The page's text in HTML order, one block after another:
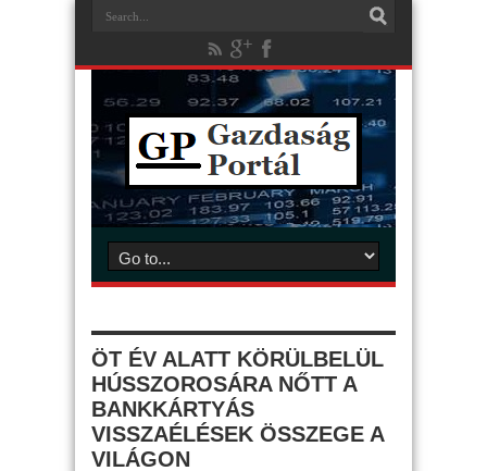
ÖT ÉV ALATT KÖRÜLBELÜL
HÚSSZOROSÁRA NŐTT A
BANKKÁRTYÁS
VISSZAÉLÉSEK ÖSSZEGE A
VILÁGON